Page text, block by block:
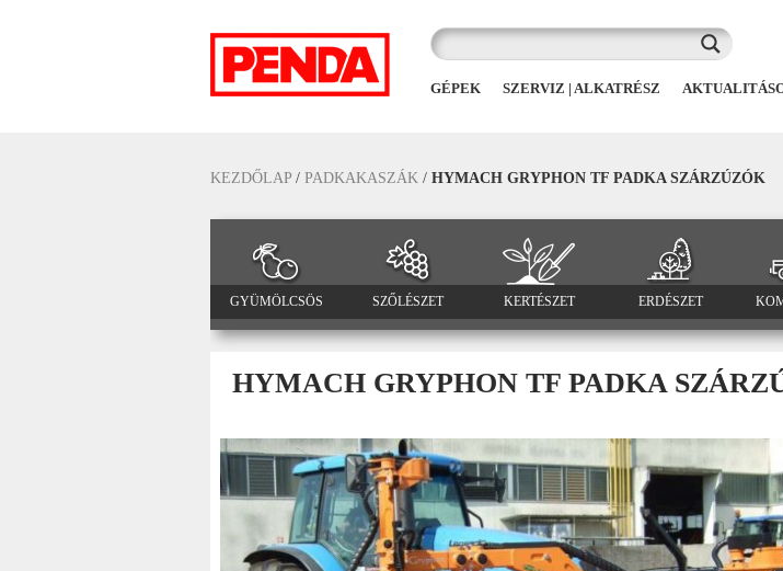
GÉPEK SZERVIZ | ALKATRÉSZ
KEZDŐLAP / PADKAKASZÁK / HYMACH GRYPHON TF PADKA SZÁRZÚZÓK
GYÜMÖLCSÖS SZŐLÉSZET KERTÉSZET ERDÉSZET
HYMACH GRYPHON TF PADKA